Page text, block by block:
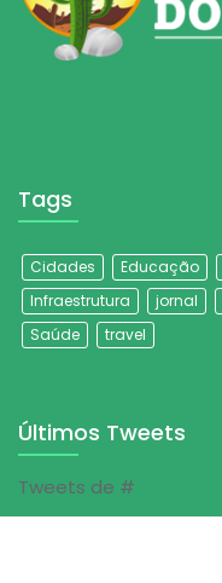
Tags
Cidades Educação
Infraestrutura
jornal
Saúde
travel
Últimos Tweets
Tweets de #